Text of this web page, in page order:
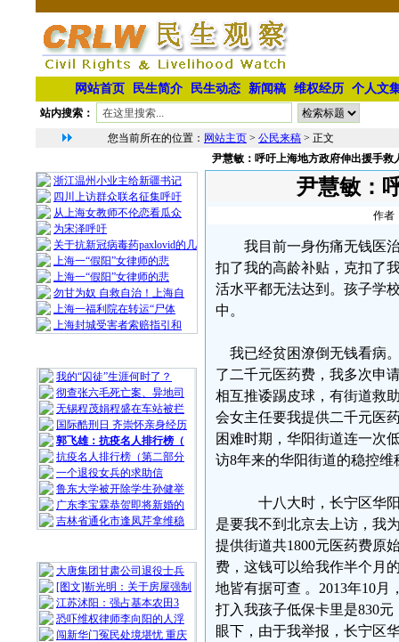
网站首页 民生简介 民生动态 新闻稿 维权经历 个人文
站内搜索：
您当前所在的位置： 网站主页 > 公民来稿 > 正文
浙江温州小业主给新疆书记
四川上访群众联名征集呼吁
从上海女教师不伦恋看瓜众
为宋泽呼吁
关于抗新冠病毒药paxlovid的几
上海一“假阳”女律师的悲
上海一“假阳”女律师的悲
勿甘为奴 自救自治！上海自
上海一福利院在转运“尸体
上海封城受害者索赔指引和
我的“囚徒”生涯何时了？
彻查张六毛死亡案、异地司
无锡程茂娟程盛在车站被拦
国际酷刑日 齐崇怀亲身经历
郭飞雄：抗疫名人排行榜（
抗疫名人排行榜（第二部分
一个退役女兵的求助信
鲁东大学被开除学生孙健举
广东李宝霖恭贺即将新婚的
吉林省通化市逢凤芹拿维稳
大唐集团甘肃公司退役士兵
[图文]靳光明：关于房屋强制
江苏沭阳：强占基本农田3
恐吓维权律师李向阳的人浮
闯新华门冤民处境堪忧 重庆
尹慧敏：呼吁上海地方政府伸出援手救
尹慧敏：
作者
我目前一身伤痛无钱医
扣了我的高龄补贴，克扣了
活水平都无法达到。孩子学
中。
我已经贫困潦倒无钱看病
了二千元医药费，我多次申
相互推诿踢皮球，有街道救
会女主任要我提供二千元医
困难时期，华阳街道连一次
访8年来的华阳街道的稳控
十八大时，长宁区华阳街
是要我不到北京去上访，我
提供街道共1800元医药费原
费，这钱可以给我作半个月
地皆有据可查 。2013年10月
打入我孩子低保卡里是830
眼下，由于我举报，长宁区